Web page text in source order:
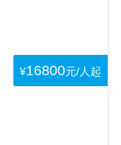
¥16800元/人起